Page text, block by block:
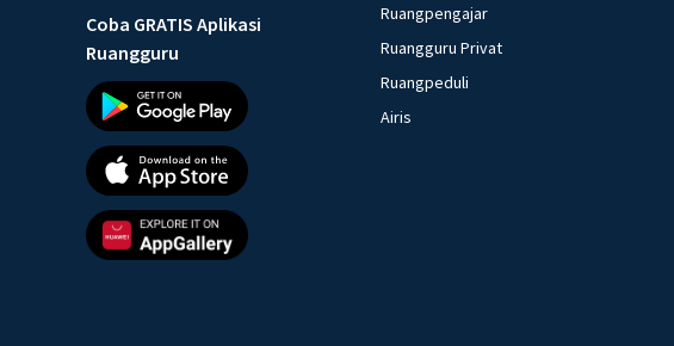
Coba GRATIS Aplikasi
Ruangguru
Ruangpengajar
Ruangguru Privat
Ruangpeduli
Airis